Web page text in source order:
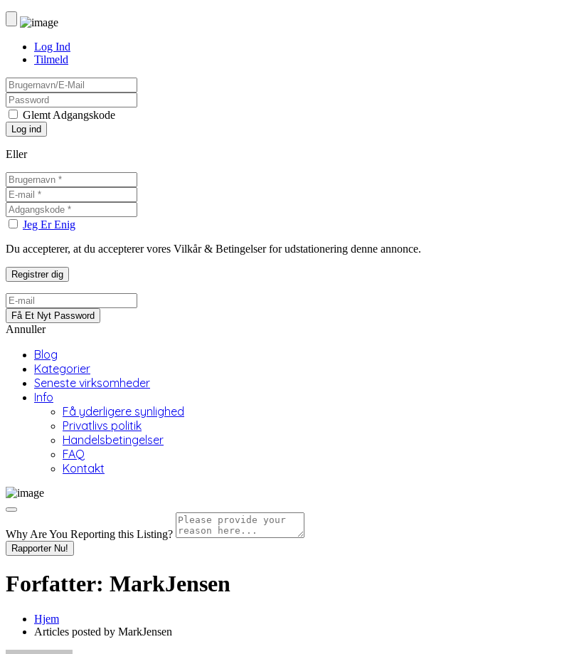
Log Ind
Tilmeld
Glemt Adgangskode
Eller
Jeg Er Enig
Du accepterer, at du accepterer vores Vilkår & Betingelser for udstationering denne annonce.
Annuller
Blog
Kategorier
Seneste virksomheder
Info
Få yderligere synlighed
Privatlivs politik
Handelsbetingelser
FAQ
Kontakt
Why Are You Reporting this Listing?
Rapporter Nu!
Forfatter: MarkJensen
Hjem
Articles posted by MarkJensen